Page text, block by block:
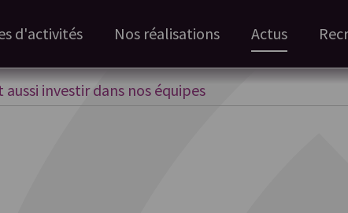
d'activités Nos réalisations Actus
investir dans nos équipes